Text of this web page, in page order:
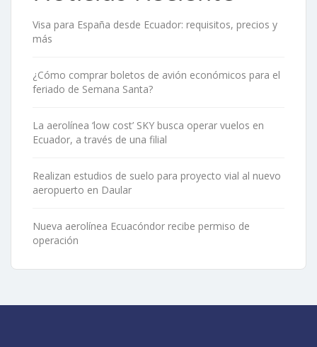
Visa para España desde Ecuador: requisitos, precios y
más
¿Cómo comprar boletos de avión económicos para el
feriado de Semana Santa?
La aerolínea ‘low cost’ SKY busca operar vuelos en
Ecuador, a través de una filial
Realizan estudios de suelo para proyecto vial al nuevo
aeropuerto en Daular
Nueva aerolínea Ecuacóndor recibe permiso de
operación